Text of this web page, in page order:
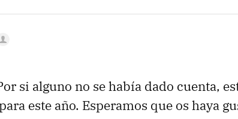
si alguno no se había dado cuenta,
este año. Esperamos que os haya